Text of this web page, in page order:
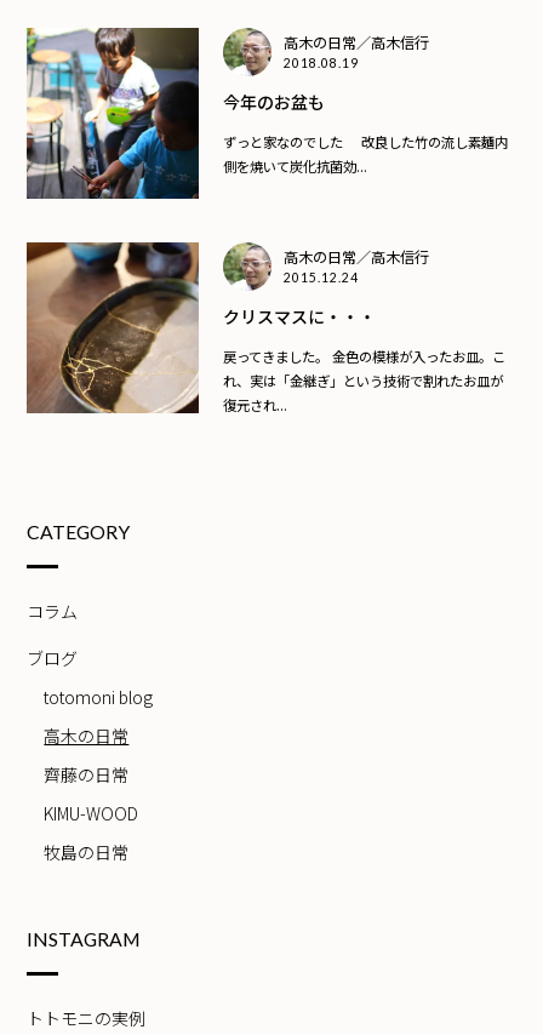
高木の日常／高木信行
2018.08.19
今年のお盆も
ずっと家なのでした 改良した竹の流し素麵内
側を焼いて炭化抗菌効...
高木の日常／高木信行
2015.12.24
クリスマスに・・・
戻ってきました。 金色の模様が入ったお皿。こ
れ、実は「金継ぎ」という技術で割れたお皿が
復元され...
CATEGORY
コラム
ブログ
totomoni blog
高木の日常
齊藤の日常
KIMU-WOOD
牧島の日常
INSTAGRAM
トトモニの実例